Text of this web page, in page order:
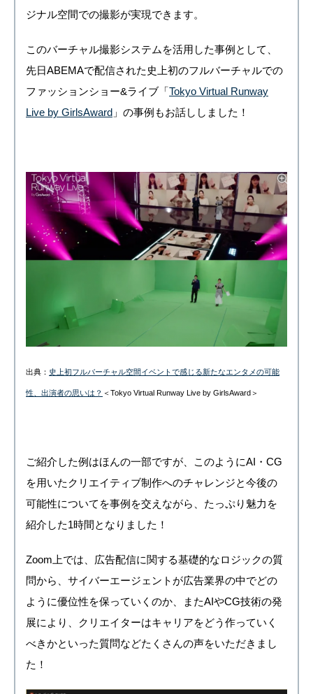
ジナル空間での撮影が実現できます。
このバーチャル撮影システムを活用した事例として、
先日ABEMAで配信された史上初のフルバーチャルでの
ファッションショー&ライブ「Tokyo Virtual Runway
Live by GirlsAward 」の事例もお話ししました！
出典： 史上初フルバーチャル空間イベントで感じる新たなエンタメの可能
性、出演者の思いは？ ＜Tokyo Virtual Runway Live by GirlsAward＞
ご紹介した例はほんの一部ですが、このようにAI・CG
を用いたクリエイティブ制作へのチャレンジと今後の
可能性についてを事例を交えながら、たっぷり魅力を
紹介した1時間となりました！
Zoom上では、広告配信に関する基礎的なロジックの質
問から、サイバーエージェントが広告業界の中でどの
ように優位性を保っていくのか、またAIやCG技術の発
展により、クリエイターはキャリアをどう作っていく
べきかといった質問などたくさんの声をいただきまし
た！